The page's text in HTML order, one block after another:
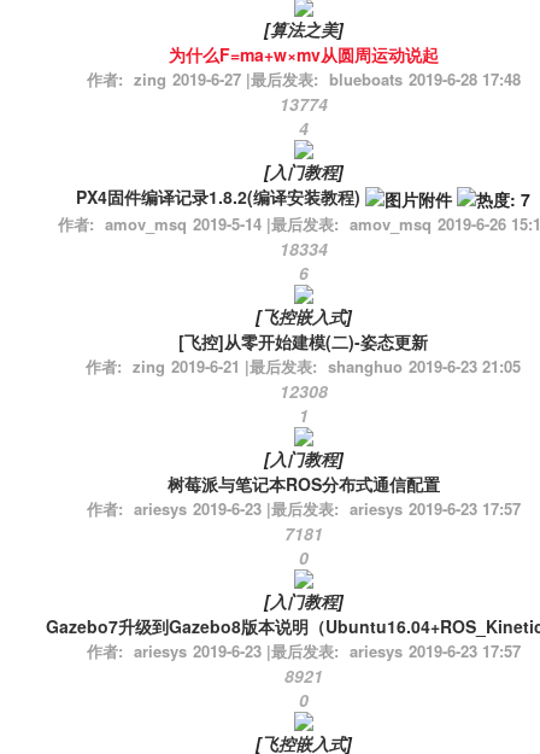
[算法之美]
为什么F=ma+w×mv从圆周运动说起
作者: zing 2019-6-27 |最后发表: blueboats 2019-6-28 17:48
13774
4
[入门教程]
PX4固件编译记录1.8.2(编译安装教程)
作者: amov_msq 2019-5-14 |最后发表: amov_msq 2019-6-26
18334
6
[飞控嵌入式]
[飞控]从零开始建模(二)-姿态更新
作者: zing 2019-6-21 |最后发表: shanghuo 2019-6-23 21:05
12308
1
[入门教程]
树莓派与笔记本ROS分布式通信配置
作者: ariesys 2019-6-23 |最后发表: ariesys 2019-6-23 17:57
7181
0
[入门教程]
Gazebo7升级到Gazebo8版本说明（
作者: ariesys 2019-6-23 |最后发表: ariesys 2019-6-23 17:57
8921
0
[飞控嵌入式]